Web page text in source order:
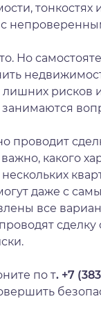
тонкостях и
с
Но
лишних рисков
проводит
какого
даже с
все
сделку
по т. +7